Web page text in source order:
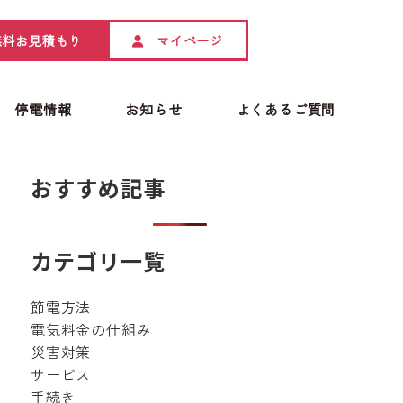
お見積もり マイページ
停電情報 お知らせ よくあるご質問
おすすめ記事
カテゴリ一覧
節電方法
電気料金の仕組み
災害対策
サービス
手続き